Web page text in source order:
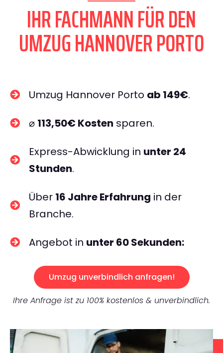
IHR FACHMANN FÜR DEN
UMZUG HANNOVER PORTO
Umzug Hannover Porto ab 149€.
⌀ 113,50€ Kosten sparen.
Express-Abwicklung in unter 24
Stunden.
Über 16 Jahre Erfahrung in der
Branche.
Angebot in unter 60 Sekunden:
Umzug unverbindlich anfragen!
Ihre Anfrage ist zu 100% kostenlos & unverbindlich.